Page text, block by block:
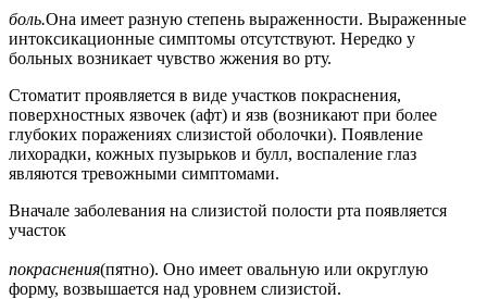
боль.Она имеет разную степень выраженности. Выраженные
интоксикационные симптомы отсутствуют. Нередко у
больных возникает чувство жжения во рту.
Стоматит проявляется в виде участков покраснения,
поверхностных язвочек (афт) и язв (возникают при более
глубоких поражениях слизистой оболочки). Появление
лихорадки, кожных пузырьков и булл, воспаление глаз
являются тревожными симптомами.
Вначале заболевания на слизистой полости рта появляется
участок
покраснения(пятно). Оно имеет овальную или округлую
форму, возвышается над уровнем слизистой.